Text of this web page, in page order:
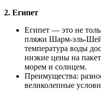
2. Египет
Египет — это не
пляжи Шарм-эль-
температура воды
низкие цены на
морем и солнцем.
Преимущества:
великолепные